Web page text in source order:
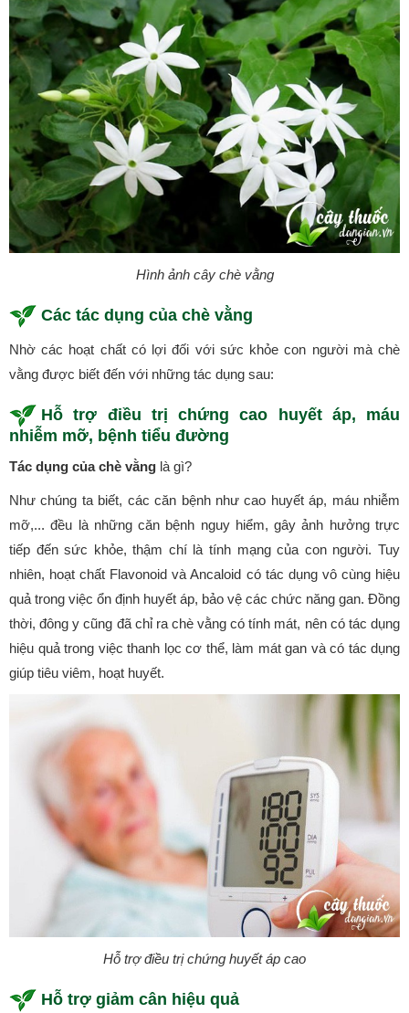
Hình ảnh cây chè vằng
Các tác dụng của chè vằng
Nhờ các hoạt chất có lợi đối với sức khỏe con người mà chè
vằng được biết đến với những tác dụng sau:
Hỗ trợ điều trị chứng cao huyết áp, máu
nhiễm mỡ, bệnh tiểu đường
Tác dụng của chè vằng là gì?
Như chúng ta biết, các căn bệnh như cao huyết áp, máu nhiễm
mỡ,... đều là những căn bệnh nguy hiểm, gây ảnh hưởng trực
tiếp đến sức khỏe, thậm chí là tính mạng của con người. Tuy
nhiên, hoạt chất Flavonoid và Ancaloid có tác dụng vô cùng hiệu
quả trong việc ổn định huyết áp, bảo vệ các chức năng gan. Đồng
thời, đông y cũng đã chỉ ra chè vằng có tính mát, nên có tác dụng
hiệu quả trong việc thanh lọc cơ thể, làm mát gan và có tác dụng
giúp tiêu viêm, hoạt huyết.
Hỗ trợ điều trị chứng huyết áp cao
Hỗ trợ giảm cân hiệu quả